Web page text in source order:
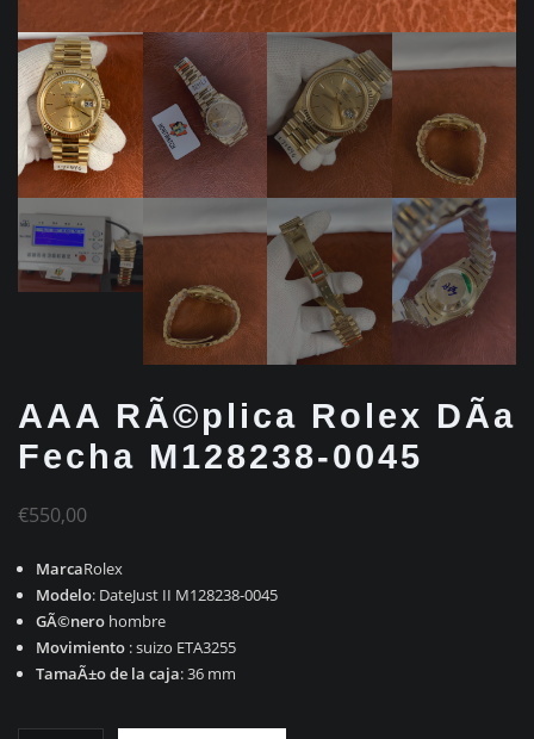
AAA RÃ©plica Rolex DÃ­a
Fecha M128238-0045
€550,00
MarcaRolex
Modelo: DateJust II M128238-0045
GÃ©nero hombre
Movimiento : suizo ETA3255
TamaÃ±o de la caja: 36 mm